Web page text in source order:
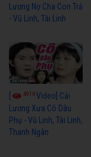
Lương Nợ Cha Con Trả
- Vũ Linh, Tài Linh
[ 4016Video] Cải
Lương Xưa Cô Dâu
Phụ - Vũ Linh, Tài Linh,
Thanh Ngân